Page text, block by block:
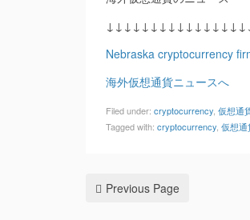
Nebraska cryptocurrency
海外仮想通貨ニュースへ
Filed under: cryptocurrency 仮想通
Tagged with: cryptocurrency 仮想通
Previous Page